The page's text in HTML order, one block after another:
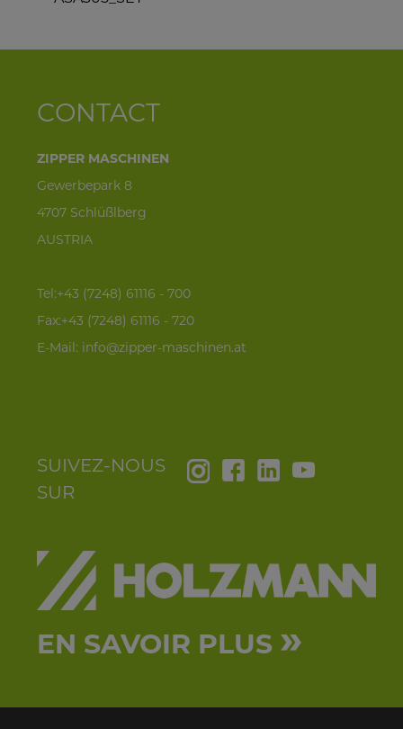
CONTACT
ZIPPER MASCHINEN
Gewerbepark 8
4707 Schlüßlberg
AUSTRIA
Tel:+43 (7248) 61116 - 700
Fax:+43 (7248) 61116 - 720
E-Mail: info@zipper-maschinen.at
SUIVEZ-NOUS
SUR
EN SAVOIR PLUS »